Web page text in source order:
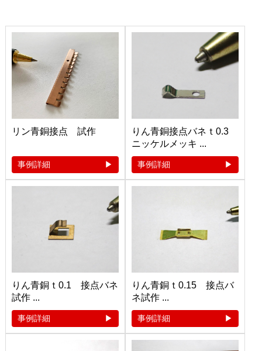
リン青銅接点 試作
事例詳細
りん青銅接点バネｔ0.3
ニッケルメッキ ...
事例詳細
りん青銅ｔ0.1 接点バネ
試作 ...
事例詳細
りん青銅ｔ0.15 接点バ
ネ試作 ...
事例詳細